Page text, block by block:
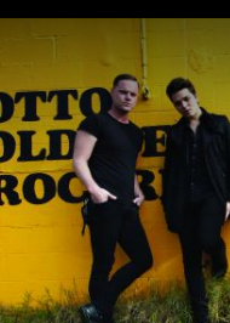
Mona
Home News
10.05.2011 -